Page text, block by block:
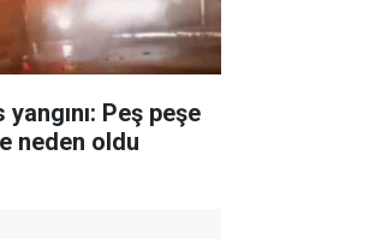
Peş peşe
neden oldu